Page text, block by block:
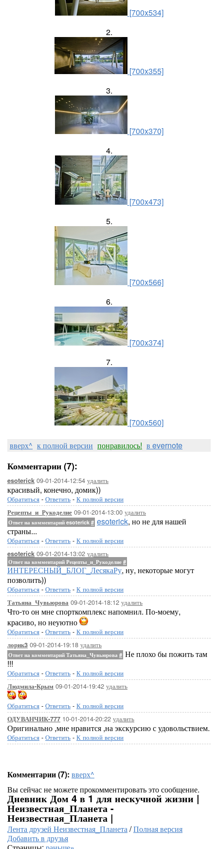
[700x534]
2.
[700x355]
3.
[700x370]
4.
[700x473]
5.
[700x566]
6.
[700x374]
7.
[700x560]
вверх^ к полной версии понравилось! в evernote
Комментарии (7):
esoterick 09-01-2014-12:54 удалить
красивый, конечно, домик))
Обратиться - Ответить - К полной версии
Рецепты_и_Рукоделие 09-01-2014-13:00 удалить
Ответ на комментарий esoterick # esoterick, но не для нашей
страны...
Обратиться - Ответить - К полной версии
esoterick 09-01-2014-13:02 удалить
Ответ на комментарий Рецепты_и_Рукоделие #
ИНТЕРЕСНЫЙ_БЛОГ_ЛесякаРу, ну, некоторые могут
позволить))
Обратиться - Ответить - К полной версии
Татьяна_Чувьюрова 09-01-2014-18:12 удалить
Что-то он мне спорткомплекс напомнил. По-моему,
красиво, но неуютно
Обратиться - Ответить - К полной версии
лорик3 09-01-2014-19:18 удалить
Ответ на комментарий Татьяна_Чувьюрова # Не плохо бы пожить там
!!!
Обратиться - Ответить - К полной версии
Людмила-Крым 09-01-2014-19:42 удалить
Обратиться - Ответить - К полной версии
ОДУВАНЧИК-777 10-01-2014-20:22 удалить
Оригинально ,мне нравится ,на экскурсию с удовольствием.
Обратиться - Ответить - К полной версии
Комментарии (7): вверх^
Вы сейчас не можете прокомментировать это сообщение.
Дневник Дом 4 в 1 для нескучной жизни |
Неизвестная_Планета -
Неизвестная_Планета |
Лента друзей Неизвестная_Планета/Полная версия
Добавить в друзья